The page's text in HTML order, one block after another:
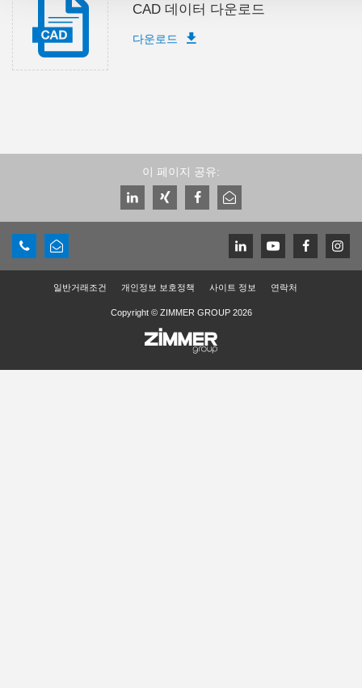
CAD 데이터 다운로드
다운로드
이 페이지 공유:
일반거래조건 개인정보 보호정책 사이트 정보 연락처
Copyright © ZIMMER GROUP 2026